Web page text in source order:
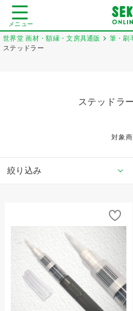
メニュー
世界堂 画材・額縁・文房具通販 筆・刷
ステッドラー
ステッドラ
対象商
絞り込み